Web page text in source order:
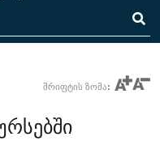
შრიფტის ზომა: